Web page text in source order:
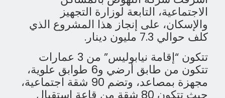
الاجتماعية، التابعة لوزارة التجهيز
والإسكان، على إنجاز هذا المشروع الذي
كلف حوالي 7.3 مليون دينار.
تتكون “إقامة نيابوليس” من 3 عمارات
تتكون من طابق أرضي و6 طوابق علوية،
مجهزة بمصاعد، وتضم 90 شقة اجتماعية،
حيث تتكون 80 شقة من قاعة استقبال